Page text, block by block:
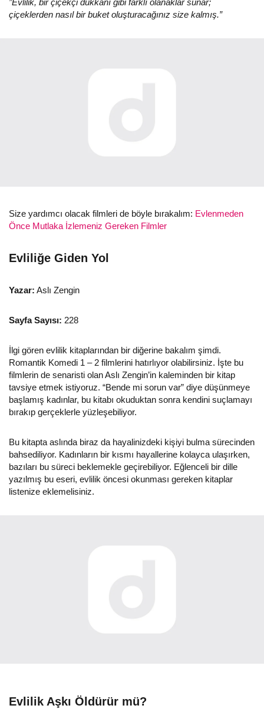
”Evlilik, bir çiçekçi dükkanı gibi farklı olanaklar sunar;
çiçeklerden nasıl bir buket oluşturacağınız size kalmış.”
Size yardımcı olacak filmleri de böyle bırakalım: Evlenmeden
Önce Mutlaka İzlemeniz Gereken Filmler
Evliliğe Giden Yol
Yazar: Aslı Zengin
Sayfa Sayısı: 228
İlgi gören evlilik kitaplarından bir diğerine bakalım şimdi.
Romantik Komedi 1 – 2 filmlerini hatırlıyor olabilirsiniz. İşte bu
filmlerin de senaristi olan Aslı Zengin’in kaleminden bir kitap
tavsiye etmek istiyoruz. “Bende mi sorun var” diye düşünmeye
başlamış kadınlar, bu kitabı okuduktan sonra kendini suçlamayı
bırakıp gerçeklerle yüzleşebiliyor.
Bu kitapta aslında biraz da hayalinizdeki kişiyi bulma sürecinden
bahsediliyor. Kadınların bir kısmı hayallerine kolayca ulaşırken,
bazıları bu süreci beklemekle geçirebiliyor. Eğlenceli bir dille
yazılmış bu eseri, evlilik öncesi okunması gereken kitaplar
listenize eklemelisiniz.
Evlilik Aşkı Öldürür mü?